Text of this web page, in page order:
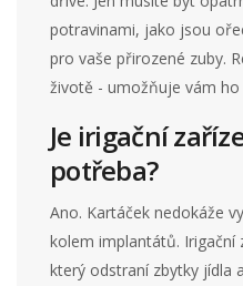
potravinami, jako jsou
pro vaše přirozené zuby.
životě - umožňuje vám ho
Je irigační
potřeba?
Ano. Kartáček nedokáže
kolem implantátů. Irigační
který odstraní zbytky jídla